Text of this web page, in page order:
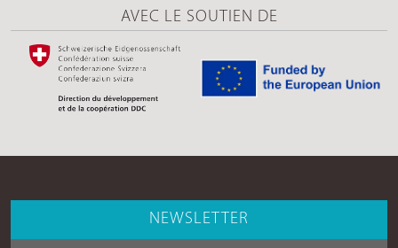
AVEC LE SOUTIEN DE
NEWSLETTER